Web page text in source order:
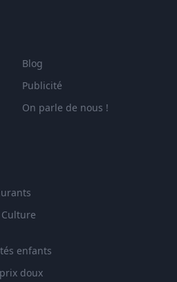
Blog
Publicité
On parle de nous !
enfants
doux